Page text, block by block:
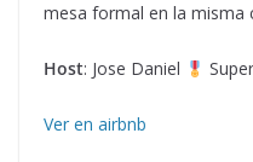
mesa formal en la misma
Host: Jose Daniel
Ver en airbnb